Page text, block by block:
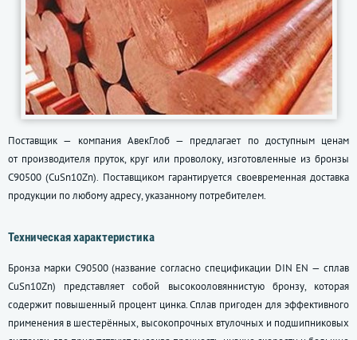
Поставщик — компания АвекГлоб — предлагает по доступным ценам
от производителя пруток, круг или проволоку, изготовленные из бронзы
С90500 (CuSn10Zn). Поставщиком гарантируется своевременная доставка
продукции по любому адресу, указанному потребителем.
Техническая характеристика
Бронза марки С90500 (название согласно спецификации DIN EN — сплав
CuSn10Zn) представляет собой высокооловяннистую бронзу, которая
содержит повышенный процент цинка. Сплав пригоден для эффективного
применения в шестерённых, высокопрочных втулочных и подшипниковых